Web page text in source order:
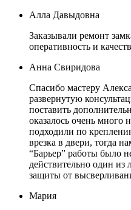
Алла Давыдовна
Заказывали ремонт
оперативность и
Анна Свиридова
Спасибо мастеру
развернутую
поставить
оказалось очень много
подходили по
врезка в двери, тогда
“Барьер” работы было
действительно один из
защиты от
Мария